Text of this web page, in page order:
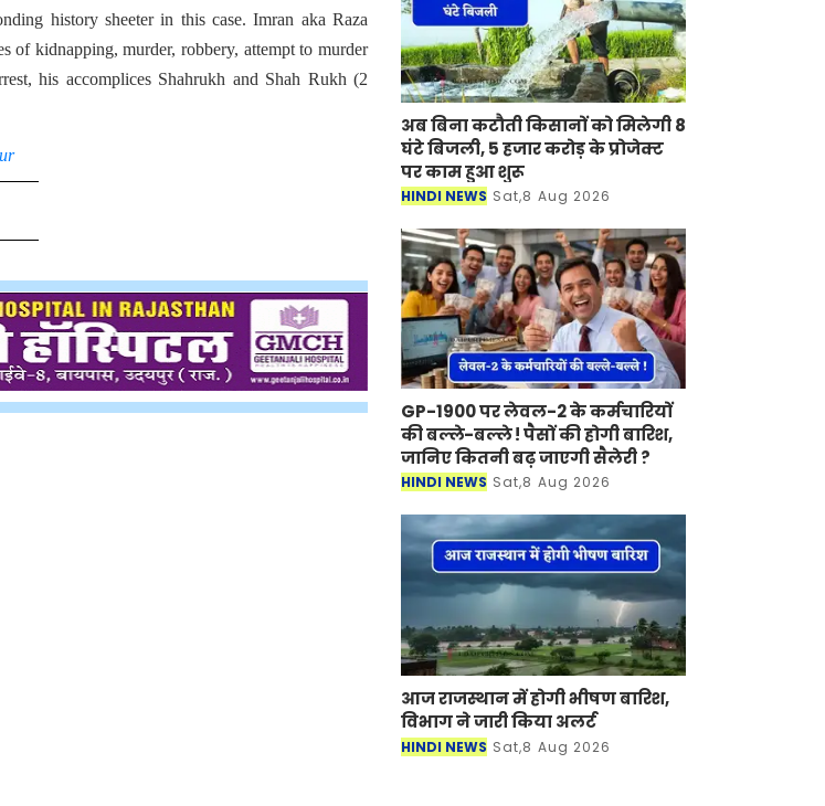
history sheeter in this case. Imran aka Raza
of kidnapping, murder, robbery, attempt to murder
his accomplices Shahrukh and Shah Rukh (2
अब बिना कटौती किसानों को मिलेगी 8
घंटे बिजली, 5 हजार करोड़ के प्रोजेक्ट
पर काम हुआ शुरू
HINDI NEWS Sat,8 Aug 2026
GP-1900 पर लेवल-2 के कर्मचारियों
की बल्ले-बल्ले ! पैसों की होगी बारिश,
जानिए कितनी बढ़ जाएगी सैलेरी ?
HINDI NEWS Sat,8 Aug 2026
आज राजस्थान में होगी भीषण बारिश,
विभाग ने जारी किया अलर्ट
HINDI NEWS Sat,8 Aug 2026